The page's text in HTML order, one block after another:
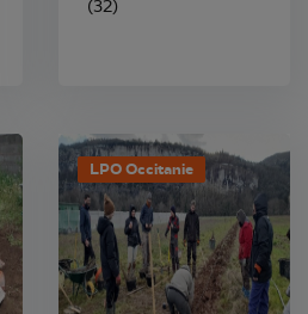
(32)
LPO Occitanie